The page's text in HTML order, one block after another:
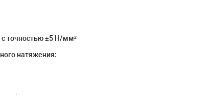
точностью ±5 Н/мм²
натяжения: